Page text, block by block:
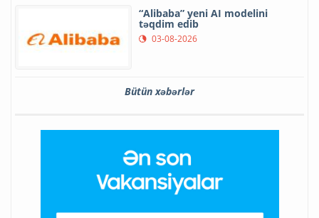
“Alibaba” yeni AI modelini
təqdim edib
03-08-2026
Bütün xəbərlər